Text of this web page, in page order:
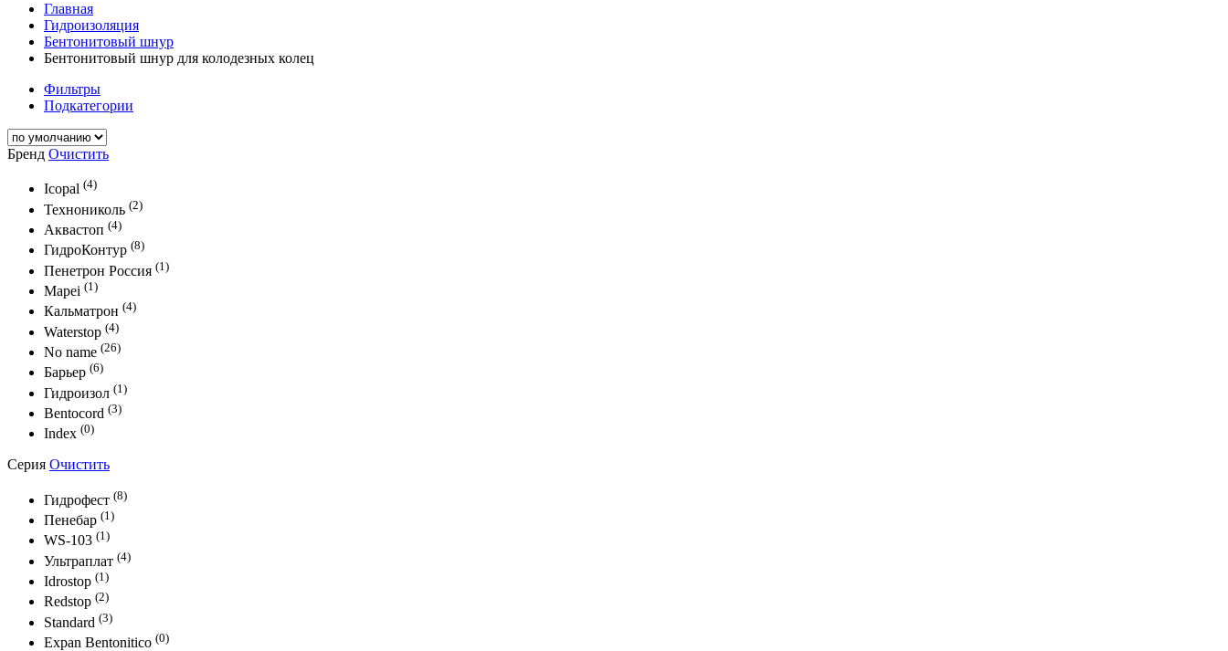
Главная
Гидроизоляция
Бентонитовый шнур
Бентонитовый шнур для колодезных колец
Фильтры
Подкатегории
Бренд Очистить
Icopal (4)
Технониколь (2)
Аквастоп (4)
ГидроКонтур (8)
Пенетрон Россия (1)
Mapei (1)
Кальматрон (4)
Waterstop (4)
No name (26)
Барьер (6)
Гидроизол (1)
Bentocord (3)
Index (0)
Серия Очистить
Гидрофест (8)
Пенебар (1)
WS-103 (1)
Ультраплат (4)
Idrostop (1)
Redstop (2)
Standard (3)
Expan Bentonitico (0)